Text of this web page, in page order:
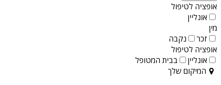
אופציה לטיפול
אונליין
מין
זכר
נקבה
אופציה לטיפול
אונליין
בבית המטופל
המיקום שלך